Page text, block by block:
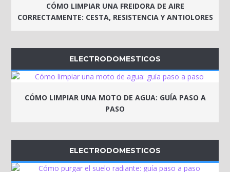
CÓMO LIMPIAR UNA FREIDORA DE AIRE
CORRECTAMENTE: CESTA, RESISTENCIA Y ANTIOLORES
ELECTRODOMESTICOS
CÓMO LIMPIAR UNA MOTO DE AGUA: GUÍA PASO A
PASO
ELECTRODOMESTICOS